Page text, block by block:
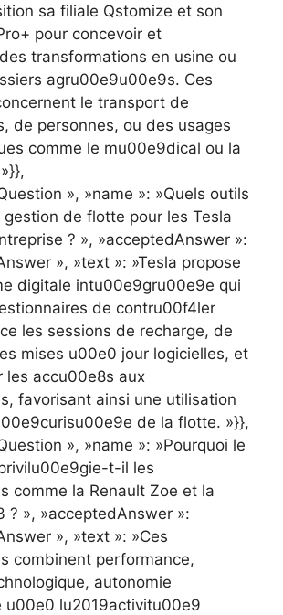
sa filiale Qstomize et son
pour concevoir et
transformations en usine ou
agru00e9u00e9s. Ces
le transport de
de personnes, ou des usages
comme le mu00e9dical ou la
», »name »: »Quels outils
de flotte pour les Tesla
? », »acceptedAnswer »:
», »text »: »Tesla propose
digitale intu00e9gru00e9e qui
de contru00f4ler
les sessions de recharge, de
mises u00e0 jour logicielles, et
les accu00e8s aux
favorisant ainsi une utilisation
de la flotte. »}},
», »name »: »Pourquoi le
t-il les
comme la Renault Zoe et la
? », »acceptedAnswer »:
», »text »: »Ces
combinent performance,
autonomie
u00e0 lu2019activitu00e9